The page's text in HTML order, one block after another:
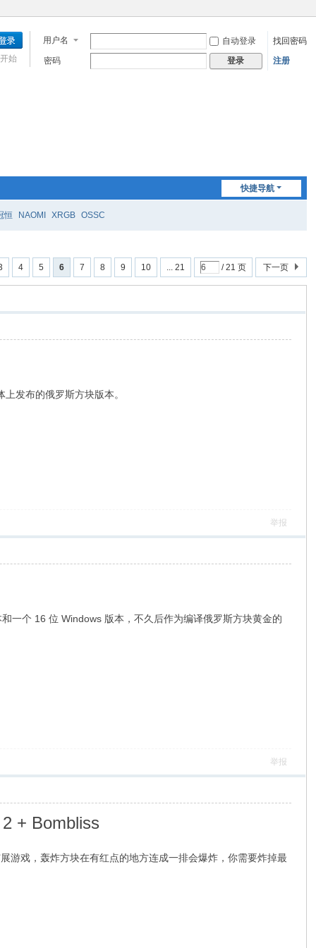
用户名 自动登录
找回密码
密码
登录 注册
始
快捷导航
恒 NAOMI XRGB OSSC
4 5 6 7 8 9 10 ... 21 / 21 页 下一页
发布的俄罗斯方块版本。
举报
一个 16 位 Windows 版本，不久后作为编译俄罗斯方块黄金的
举报
+ Bombliss
游戏，轰炸方块在有红点的地方连成一排会爆炸，你需要炸掉最